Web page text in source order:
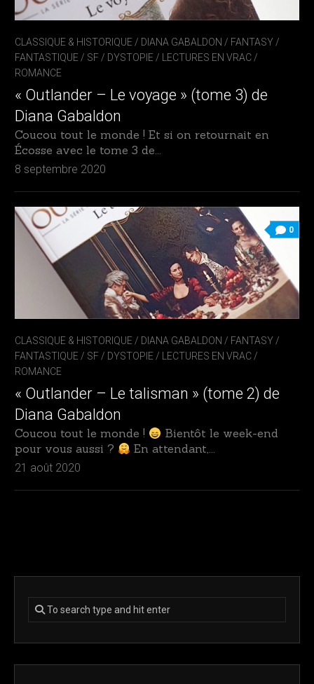
CLASSIQUE & HISTORIQUE / DIANA GABALDON / FANTASY /
FANTASTIQUE / SF / DYSTOPIE / LECTURES EN VRAC /
ROMANCE
« Outlander – Le voyage » (tome 3) de
Diana Gabaldon
Coucou tout le monde ! Et si on retournait en
Écosse avec le tome 3 de...
8 septembre 2020
0
CLASSIQUE & HISTORIQUE / DIANA GABALDON / FANTASY /
FANTASTIQUE / SF / DYSTOPIE / LECTURES EN VRAC /
ROMANCE
« Outlander – Le talisman » (tome 2) de
Diana Gabaldon
Coucou tout le monde !
Bientôt le week-end
pour vous aussi ?
En attendant,...
21 août 2020